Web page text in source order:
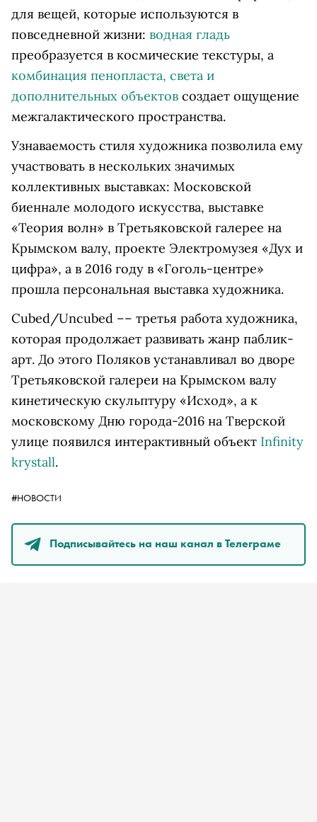
для вещей, которые используются в
повседневной жизни: водная гладь
преобразуется в космические текстуры, а
комбинация пенопласта, света и
дополнительных объектов создает ощущение
межгалактического пространства.
Узнаваемость стиля художника позволила ему
участвовать в нескольких значимых
коллективных выставках: Московской
биеннале молодого искусства, выставке
«Теория волн» в Третьяковской галерее на
Крымском валу, проекте Электромузея «Дух и
цифра», а в 2016 году в «Гоголь-центре»
прошла персональная выставка художника.
Cubed/Uncubed –– третья работа художника,
которая продолжает развивать жанр паблик-
арт. До этого Поляков устанавливал во дворе
Третьяковской галереи на Крымском валу
кинетическую скульптуру «Исход», а к
московскому Дню города-2016 на Тверской
улице появился интерактивный объект Infinity
krystall.
#НОВОСТИ
Подписывайтесь на наш канал в Телеграме